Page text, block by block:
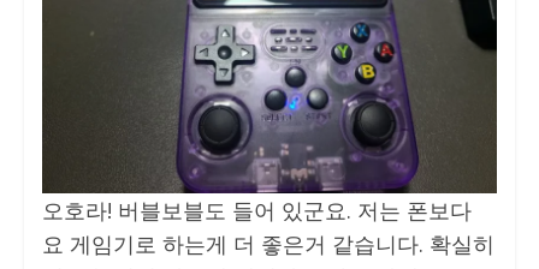
오호라! 버블보블도 들어 있군요. 저는 폰보다
요 게임기로 하는게 더 좋은거 같습니다. 확실히